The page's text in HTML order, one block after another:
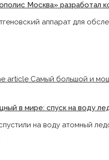
Москва» разработал
аппарат для
в мире: спуск на воду
на воду атомный